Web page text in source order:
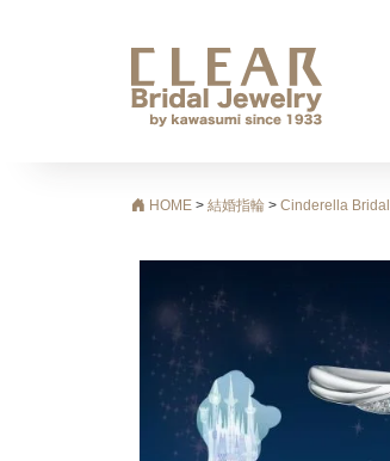
メインナビゲーション
HOME> 結婚指輪 > Cinderella